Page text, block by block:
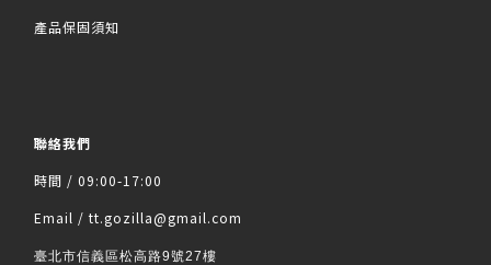
產品保固須知
聯絡我們
時間 / 09:00-17:00
Email / tt.gozilla@gmail.com
臺北市信義區松高路9號27樓